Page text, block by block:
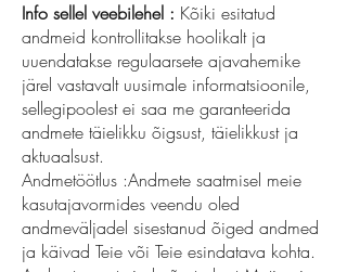
Info sellel veebilehel : Kõiki esitatud
andmeid kontrollitakse hoolikalt ja
uuendatakse regulaarsete ajavahemike
järel vastavalt uusimale informatsioonile,
sellegipoolest ei saa me garanteerida
andmete täielikku õigsust, täielikkust ja
aktuaalsust.
Andmetöötlus :Andmete saatmisel meie
kasutajavormides veendu oled
andmeväljadel sisestanud õiged andmed
ja käivad Teie või Teie esindatava kohta.